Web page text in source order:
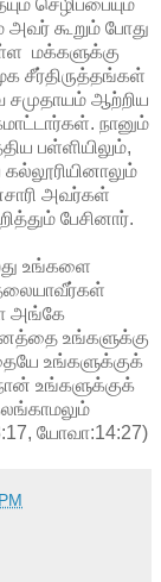
செழிப்பையும்
அவர் கூறும் போது
மக்களுக்கு
சீர்திருத்தங்கள்
சமுதாயம் ஆற்றிய
நானும்
பள்ளியிலும்,
அவர்கள்
பேசினார்.
உங்களை
அங்கே
உங்களுக்கு
உங்களுக்குக்
உங்களுக்குக்
யோவா:14:27)